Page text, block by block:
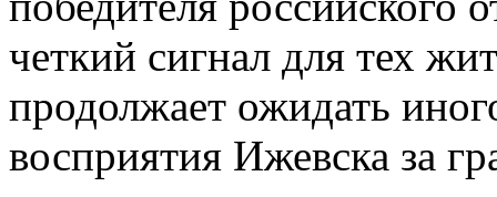
четкий сигнал для тех
продолжает ожидать
восприятия Ижевска за